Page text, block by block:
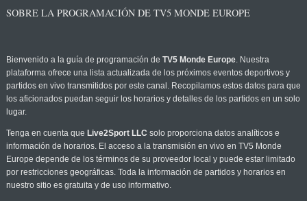
SOBRE LA PROGRAMACIÓN DE TV5 MONDE EUROPE
Bienvenido a la guía de programación de TV5 Monde Europe. Nuestra
plataforma ofrece una lista actualizada de los próximos eventos deportivos y
partidos en vivo transmitidos por este canal. Recopilamos estos datos para que
los aficionados puedan seguir los horarios y detalles de los partidos en un solo
lugar.
Tenga en cuenta que Live2Sport LLC solo proporciona datos analíticos e
información de horarios. El acceso a la transmisión en vivo en TV5 Monde
Europe depende de los términos de su proveedor local y puede estar limitado
por restricciones geográficas. Toda la información de partidos y horarios en
nuestro sitio es gratuita y de uso informativo.